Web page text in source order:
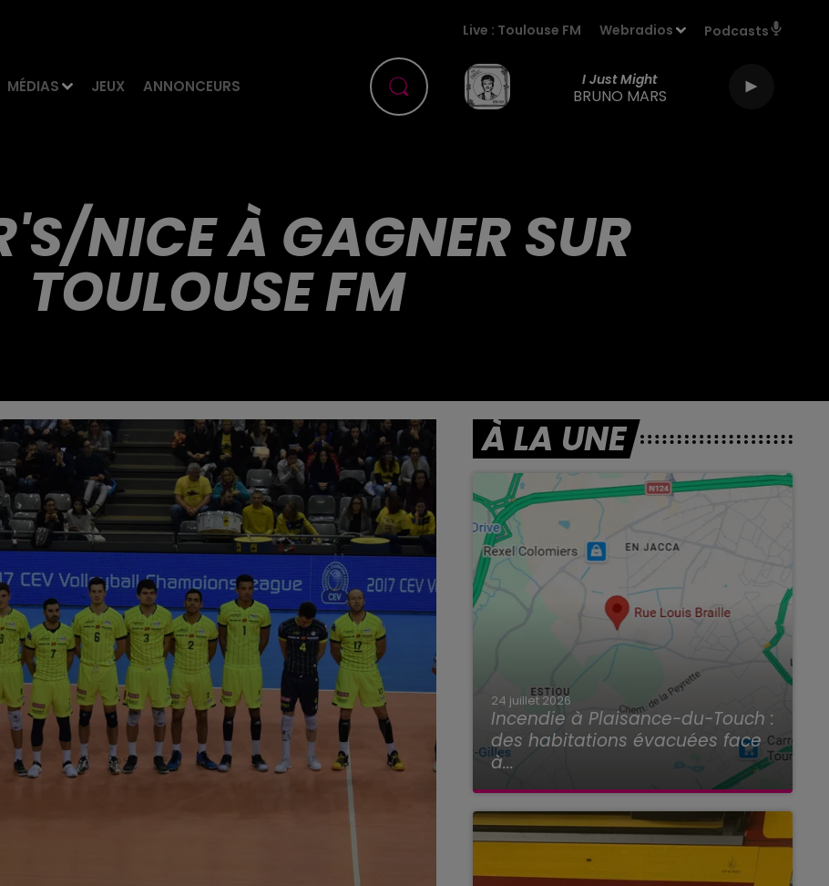
MÉDIAS JEUX ANNONCEURS
Live : Toulouse FM Webradios Podcasts
I Just Might
BRUNO MARS
NICE À GAGNER SUR
TOULOUSE FM
À LA UNE
24 juillet 2026
Incendie à Plaisance-du-Touch :
des habitations évacuées face
à...